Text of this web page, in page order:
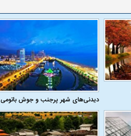
دیدنی‌های شهر پرجنب و جوش باتومی